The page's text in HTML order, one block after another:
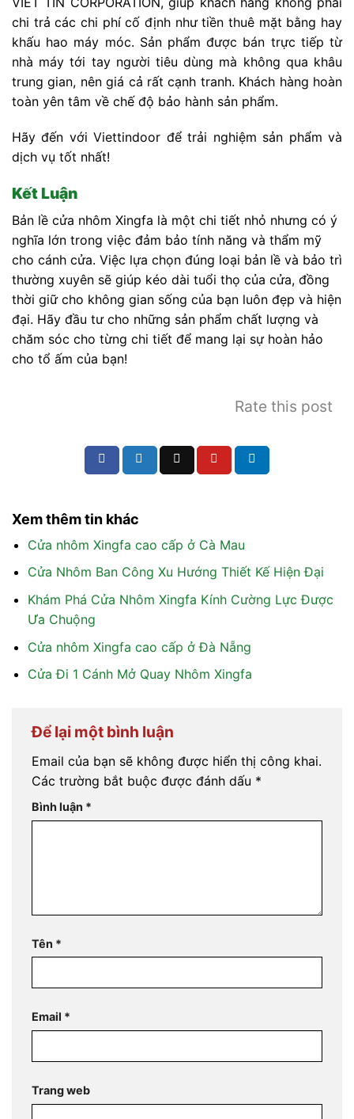
chi trả các chi phí cố định như tiền thuê mặt bằng hay
khấu hao máy móc. Sản phẩm được bán trực tiếp từ
nhà máy tới tay người tiêu dùng mà không qua khâu
trung gian, nên giá cả rất cạnh tranh. Khách hàng hoàn
toàn yên tâm về chế độ bảo hành sản phẩm.
Hãy đến với Viettindoor để trải nghiệm sản phẩm và
dịch vụ tốt nhất!
Kết Luận
Bản lề cửa nhôm Xingfa là một chi tiết nhỏ nhưng có ý
nghĩa lớn trong việc đảm bảo tính năng và thẩm mỹ
cho cánh cửa. Việc lựa chọn đúng loại bản lề và bảo trì
thường xuyên sẽ giúp kéo dài tuổi thọ của cửa, đồng
thời giữ cho không gian sống của bạn luôn đẹp và hiện
đại. Hãy đầu tư cho những sản phẩm chất lượng và
chăm sóc cho từng chi tiết để mang lại sự hoàn hảo
cho tổ ấm của bạn!
Rate this post
Xem thêm tin khác
Cửa nhôm Xingfa cao cấp ở Cà Mau
Cửa Nhôm Ban Công Xu Hướng Thiết Kế Hiện Đại
Khám Phá Cửa Nhôm Xingfa Kính Cường Lực Được
Ưa Chuộng
Cửa nhôm Xingfa cao cấp ở Đà Nẵng
Cửa Đi 1 Cánh Mở Quay Nhôm Xingfa
Để lại một bình luận
Email của bạn sẽ không được hiển thị công khai.
Các trường bắt buộc được đánh dấu *
Bình luận *
Tên *
Email *
Trang web